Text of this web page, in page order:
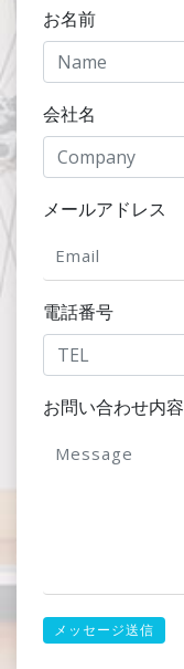
お名前
会社名
メールアドレス
電話番号
お問い合わせ内容
メッセージ送信